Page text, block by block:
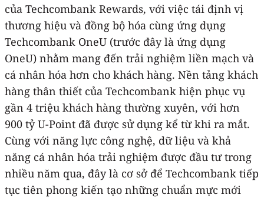
của Techcombank Rewards, với việc tái định vị
thương hiệu và đồng bộ hóa cùng ứng dụng
Techcombank OneU (trước đây là ứng dụng
OneU) nhằm mang đến trải nghiệm liền mạch và
cá nhân hóa hơn cho khách hàng. Nền tảng khách
hàng thân thiết của Techcombank hiện phục vụ
gần 4 triệu khách hàng thường xuyên, với hơn
900 tỷ U‑Point đã được sử dụng kể từ khi ra mắt.
Cùng với năng lực công nghệ, dữ liệu và khả
năng cá nhân hóa trải nghiệm được đầu tư trong
nhiều năm qua, đây là cơ sở để Techcombank tiếp
tục tiên phong kiến tạo những chuẩn mực mới